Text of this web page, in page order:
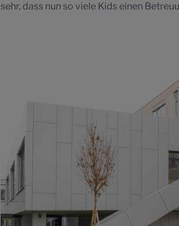
sehr, dass nun so viele Kids einen